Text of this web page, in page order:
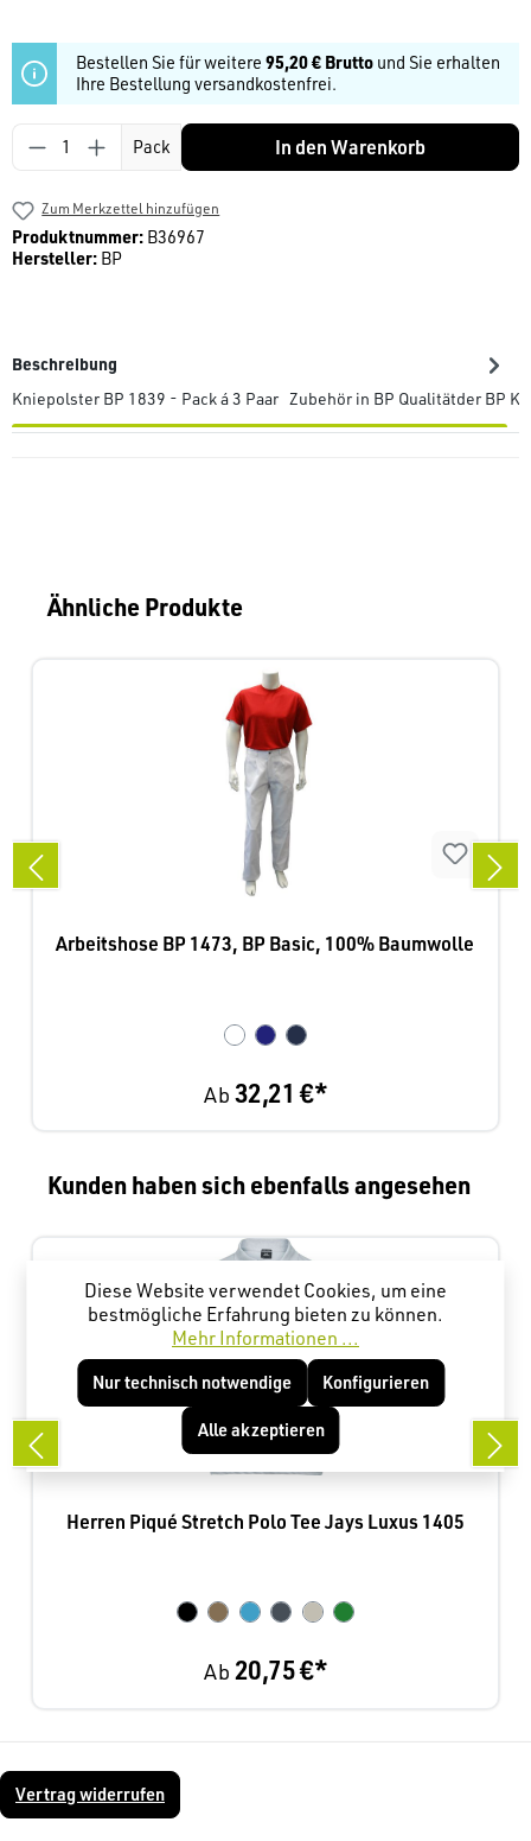
Bestellen Sie für weitere 95,20 € Brutto und Sie erhalten
Ihre Bestellung versandkostenfrei.
Produkt Anzahl: Gib den gewünschten Wert
Pack In den Warenkorb
Zum Merkzettel hinzufügen
Produktnummer: B36967
Hersteller: BP
Beschreibung
Kniepolster BP 1839 - Pack á 3 Paar Zubehör in BP Qualitätder BP
Produktgalerie überspringen
Ähnliche Produkte
Arbeitshose BP 1473, BP Basic, 100% Baumwolle
Ab 32,21 €*
Produktgalerie überspringen
Kunden haben sich ebenfalls angesehen
Herren Piqué Stretch Polo Tee Jays Luxus 1405
Ab 20,75 €*
Vertrag widerrufen
Diese Website verwendet Cookies, um eine
bestmögliche Erfahrung bieten zu können.
Mehr Informationen ...
Nur technisch notwendige Konfigurieren
Alle akzeptieren